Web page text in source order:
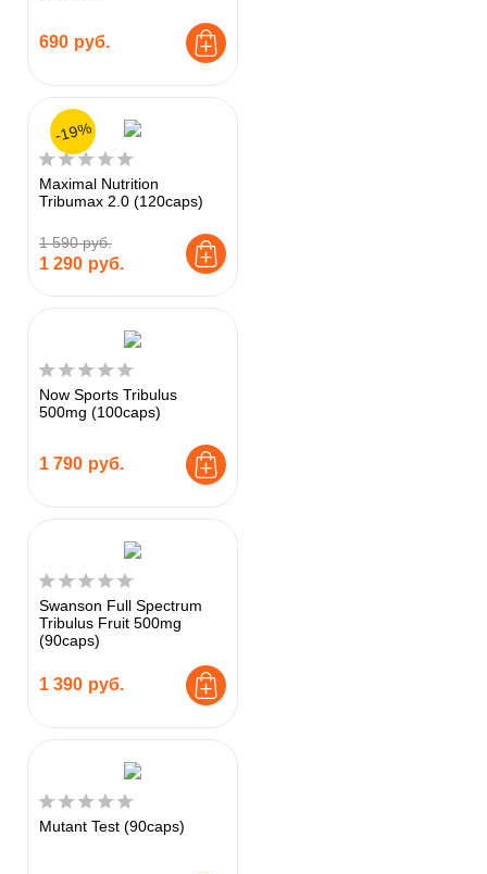
690 руб.
Maximal Nutrition
Tribumax 2.0 (120caps)
1 590 руб.
1 290 руб.
-19%
Now Sports Tribulus
500mg (100caps)
1 790 руб.
Swanson Full Spectrum
Tribulus Fruit 500mg
(90caps)
1 390 руб.
Mutant Test (90caps)